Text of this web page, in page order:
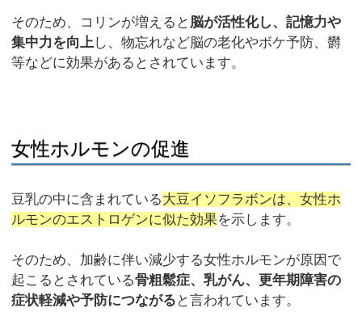
そのため、コリンが増えると 脳が活性化し、記憶力や
集中力を向上し、物忘れなど脳の老化やボケ予防、欝
等などに効果があるとされています。
女性ホルモンの促進
豆乳の中に含まれている大豆イソフラボンは、女性ホ
ルモンのエストロゲンに似た効果を示します。
そのため、加齢に伴い減少する女性ホルモンが原因で
起こるとされている骨粗鬆症、乳がん、更年期障害の
症状軽減や予防につながる と言われています。